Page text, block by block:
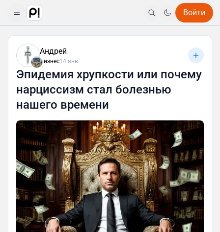
Войти
Андрей
Бизнес14 янв
Эпидемия хрупкости или почему
нарциссизм стал болезнью
нашего времени⁠